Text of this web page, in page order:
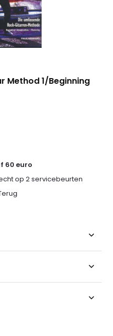
Method 1/Beginning
60 euro
op 2 servicebeurten